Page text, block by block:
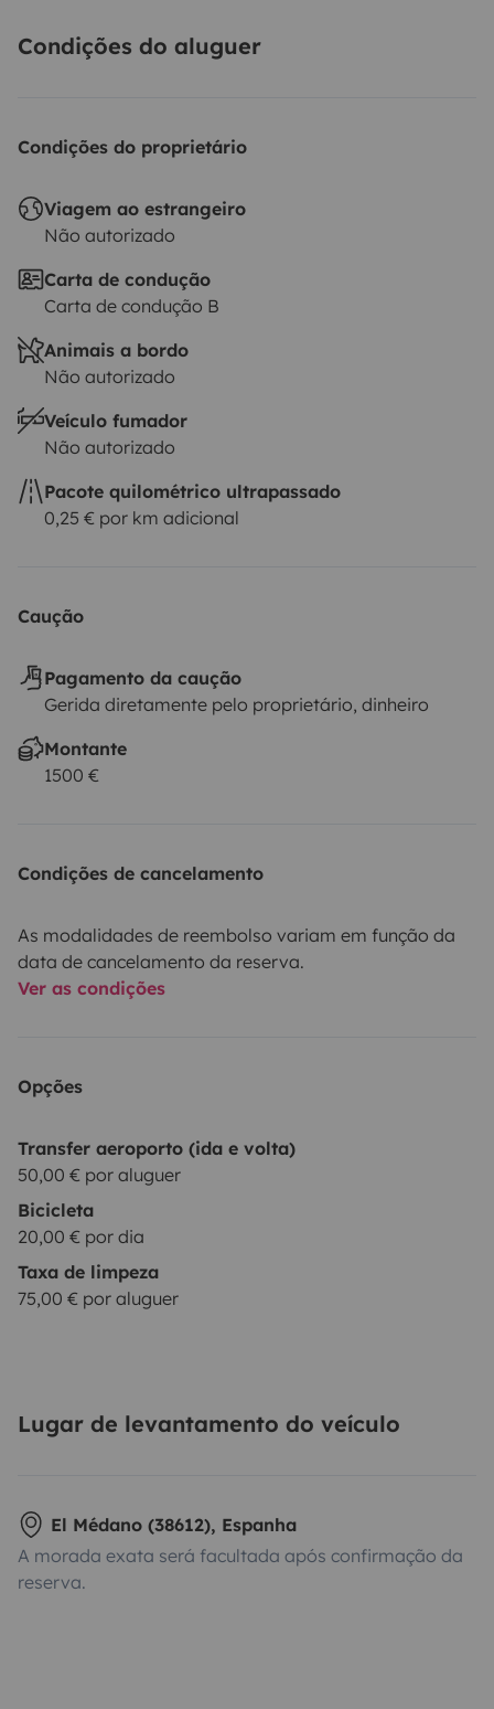
Condições do aluguer
Condições do proprietário
Viagem ao estrangeiro
Não autorizado
Carta de condução
Carta de condução B
Animais a bordo
Não autorizado
Veículo fumador
Não autorizado
Pacote quilométrico ultrapassado
0,25 € por km adicional
Caução
Pagamento da caução
Gerida diretamente pelo proprietário, dinheiro
Montante
1500 €
Condições de cancelamento
As modalidades de reembolso variam em função da
data de cancelamento da reserva.
Ver as condições
Opções
Transfer aeroporto (ida e volta)
50,00 € por aluguer
Bicicleta
20,00 € por dia
Taxa de limpeza
75,00 € por aluguer
Lugar de levantamento do veículo
El Médano (38612), Espanha
A morada exata será facultada após confirmação da
reserva.